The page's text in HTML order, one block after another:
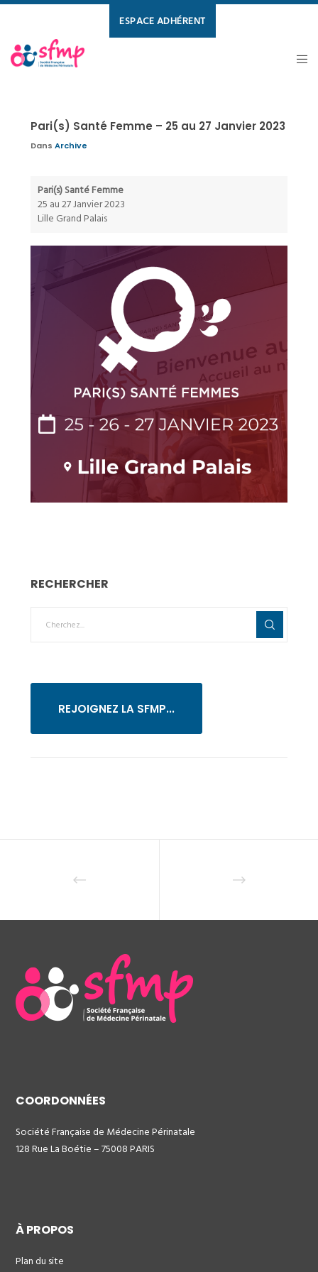
ESPACE ADHÉRENT
Pari(s) Santé Femme – 25 au 27 Janvier 2023
Dans Archive
Pari(s) Santé Femme
25 au 27 Janvier 2023
Lille Grand Palais
RECHERCHER
REJOIGNEZ LA SFMP...
COORDONNÉES
Société Française de Médecine Périnatale
128 Rue La Boétie – 75008 PARIS
À PROPOS
Plan du site